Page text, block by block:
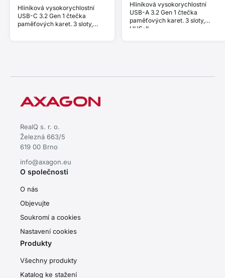
Hliníková vysokorychlostní
USB-C 3.2 Gen 1 čtečka
paměťových karet. 3 sloty,
Hliníková vysokorychlostní
USB-A 3.2 Gen 1 čtečka
paměťových karet. 3 sloty,
UHS-II.
RealQ s. r. o.
Železná 663/5
619 00 Brno
info@axagon.eu
O společnosti
O nás
Objevujte
Soukromí a cookies
Nastavení cookies
Produkty
Všechny produkty
Katalog ke stažení